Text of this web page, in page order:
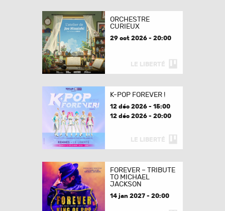
ORCHESTRE
CURIEUX
29 oct 2026 - 20:00
LE LIBERTÉ
K-POP FOREVER !
12 déc 2026 - 15:00
12 déc 2026 - 20:00
LE LIBERTÉ
FOREVER – TRIBUTE
TO MICHAEL
JACKSON
14 jan 2027 - 20:00